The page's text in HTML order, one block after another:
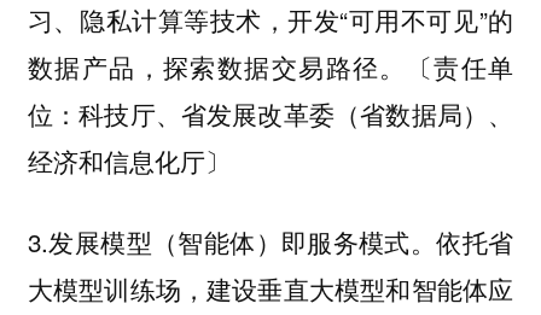
习、隐私计算等技术，开发“可用不可见”的
数据产品，探索数据交易路径。〔责任单
位：科技厅、省发展改革委（省数据局）、
经济和信息化厅〕
3.发展模型（智能体）即服务模式。依托省
大模型训练场，建设垂直大模型和智能体应